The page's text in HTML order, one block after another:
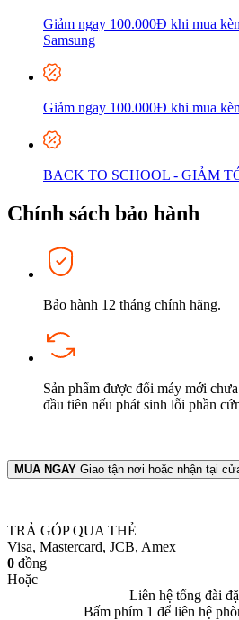
Giảm ngay 100.000Đ khi mua
Samsung
Giảm ngay 100.000Đ khi mua
BACK TO SCHOOL - GIẢM
Chính sách bảo hành
Bảo hành 12 tháng chính hãng.
Sản phẩm được đổi máy mới
đầu tiên nếu phát sinh lỗi phần
MUA NGAY Giao tận nơi hoặc nhận tại
TRẢ GÓP QUA THẺ
Visa, Mastercard, JCB, Amex
0 đồng
Hoặc
Liên hệ tổng đài
Bấm phím 1 để liên hệ